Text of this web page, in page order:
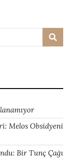
Melos Obsidyeni
Bir Tunç Çağı